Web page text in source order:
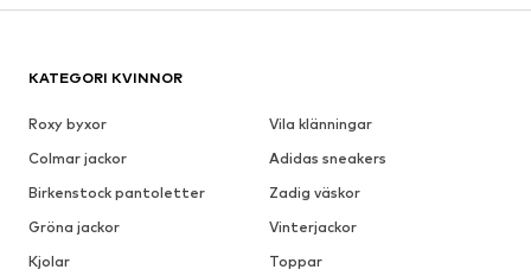
KATEGORI KVINNOR
Roxy byxor
Vila klänningar
Colmar jackor
Adidas sneakers
Birkenstock pantoletter
Zadig väskor
Gröna jackor
Vinterjackor
Kjolar
Toppar